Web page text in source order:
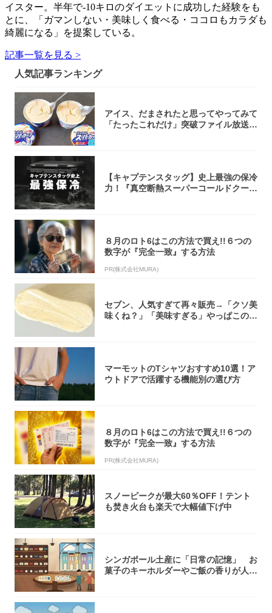
イスター。半年で-10キロのダイエットに成功した経験をも
とに、「ガマンしない・美味しく食べる・ココロもカラダも
綺麗になる」を提案している。
記事一覧を見る >
人気記事ランキング
アイス、だまされたと思ってやってみて
「たったこれだけ」突破ファイル放送で
【キャプテンスタッグ】史上最強の保冷
力！『真空断熱スーパーコールドクーラ
８月のロト6はこの方法で買え!!６つの
数字が『完全一致』する方法
PR(株式会社MURA)
セブン、人気すぎて再々販売→「クソ美
味くね？」「美味すぎる」やっぱこのク
マーモットのTシャツおすすめ10選！ア
ウトドアで活躍する機能別の選び方
８月のロト6はこの方法で買え!!６つの
数字が『完全一致』する方法
PR(株式会社MURA)
スノーピークが最大60％OFF！テント
も焚き火台も楽天で大幅値下げ中
シンガポール土産に「日常の記憶」 お
菓子のキーホルダーやご飯の香りが人気